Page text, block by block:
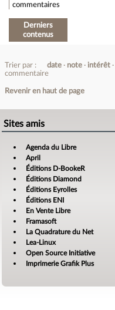
commentaires
Derniers
contenus
Trier par : date note intérêt
commentaire
Revenir en haut de page
Sites amis
Agenda du Libre
April
Éditions D-BookeR
Éditions Diamond
Éditions Eyrolles
Éditions ENI
En Vente Libre
Framasoft
La Quadrature du Net
Lea-Linux
Open Source Initiative
Imprimerie Grafik Plus